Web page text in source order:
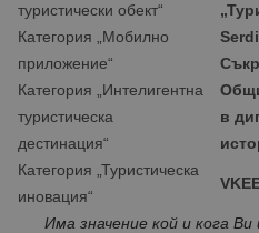
туристически обект“
Категория „Мобилно
приложение“
Категория „Интелигентна
туристическа
дестинация“
в
Категория „Туристическа
иновация“
Има значение кой и кога